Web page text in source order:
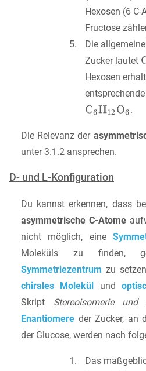
Hexosen (6
Fructose
Die
Zucker lautet
Hexosen
.
Die Relevanz der
unter 3.1.2 ansprechen.
D- und L-Konfiguration
Du kannst erkennen, dass
asymmetrische C-Atome
nicht möglich, eine
Moleküls zu finden,
Symmetriezentrum zu
chirales Molekül
und
Skript Stereoisomerie
Enantiomere der Zucker, an
der Glucose, werden nach
Das